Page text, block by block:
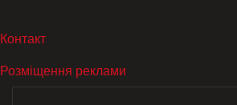
МЕНЮ В ПОДВАЛЕ
Контакт
Розміщення реклами